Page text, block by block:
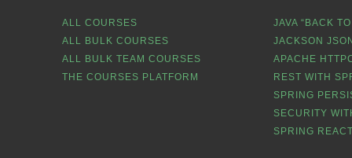
ALL COURSES
ALL BULK COURSES
ALL BULK TEAM COURSES
THE COURSES PLATFORM
JAVA “BACK
JACKSON
APACHE
REST WITH
SPRING
SECURITY
SPRING